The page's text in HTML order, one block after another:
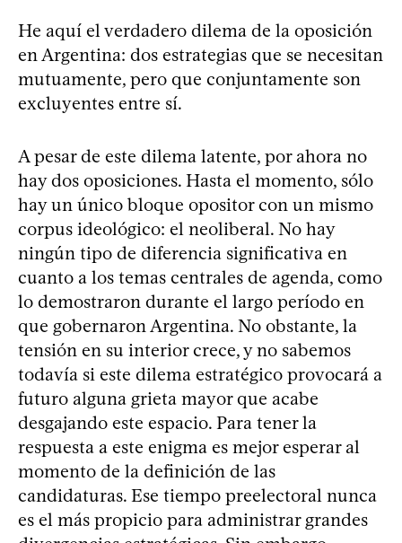
He aquí el verdadero dilema de la oposición
en Argentina: dos estrategias que se necesitan
mutuamente, pero que conjuntamente son
excluyentes entre sí.
A pesar de este dilema latente, por ahora no
hay dos oposiciones. Hasta el momento, sólo
hay un único bloque opositor con un mismo
corpus ideológico: el neoliberal. No hay
ningún tipo de diferencia significativa en
cuanto a los temas centrales de agenda, como
lo demostraron durante el largo período en
que gobernaron Argentina. No obstante, la
tensión en su interior crece, y no sabemos
todavía si este dilema estratégico provocará a
futuro alguna grieta mayor que acabe
desgajando este espacio. Para tener la
respuesta a este enigma es mejor esperar al
momento de la definición de las
candidaturas. Ese tiempo preelectoral nunca
es el más propicio para administrar grandes